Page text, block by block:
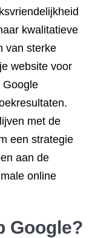
kwalitatieve
van sterke
website voor
Google
met de
een strategie
aan de
online
Google?